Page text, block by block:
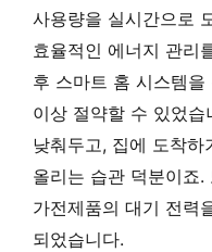
사용량을 실시간으로
효율적인 에너지 관리
후 스마트 홈 시스템
이상 절약할 수 있었
낮춰두고, 집에 도착
올리는 습관 덕분이죠.
가전제품의 대기 전력
되었습니다.